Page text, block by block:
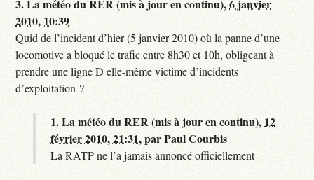
3.La météo du RER (mis à jour en continu),6 janvier
2010, 10:39
Quid de l’incident d’hier (5 janvier 2010) où la panne d’une
locomotive a bloqué le trafic entre 8h30 et 10h, obligeant à
prendre une ligne D elle-même victime d’incidents
d’exploitation ?
1.La météo du RER (mis à jour en continu), 12
février 2010, 21:31,parPaul Courbis
La RATP ne l’a jamais annoncé officiellement